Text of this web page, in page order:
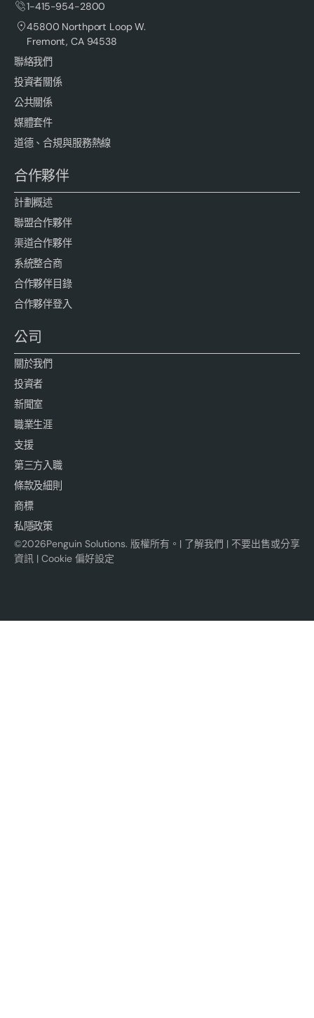
1-415-954-2800
45800 Northport Loop W.
Fremont, CA 94538
聯絡我們
投資者關係
公共關係
媒體套件
道德、合規與服務熱線
合作夥伴
計劃概述
聯盟合作夥伴
渠道合作夥伴
系統整合商
合作夥伴目錄
合作夥伴登入
公司
關於我們
投資者
新聞室
職業生涯
支援
第三方入職
條款及細則
商標
私隱政策
©2026Penguin Solutions. 版權所有。| 了解我們 | 不要出售或分享
資訊| Cookie 偏好設定